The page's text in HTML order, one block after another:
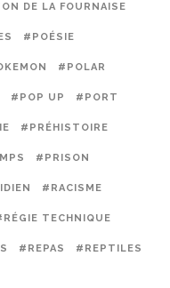
DE LA FOURNAISE
#POÉSIE
#POLAR
#POP UP #PORT
#PRÉHISTOIRE
#PRISON
#RACISME
TECHNIQUE
#REPAS #REPTILES